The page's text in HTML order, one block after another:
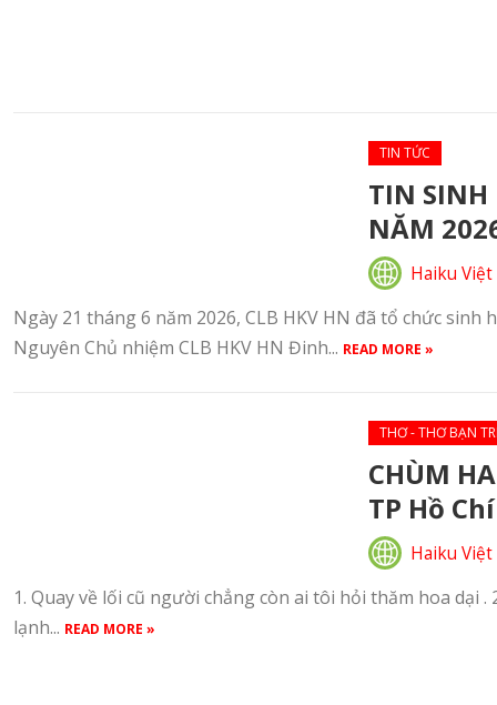
TIN TỨC
TIN SINH
NĂM
Haiku Việt
Ngày 21 tháng 6 năm 2026, CLB HKV HN đã tổ chức
Nguyên Chủ nhiệm CLB HKV HN Đinh... READ MORE »
THƠ - THƠ BẠN
CHÙM
TP Hồ
Haiku Việt
1. Quay về lối cũ người chẳng còn ai tôi hỏi thăm hoa dại
lạnh... READ MORE »